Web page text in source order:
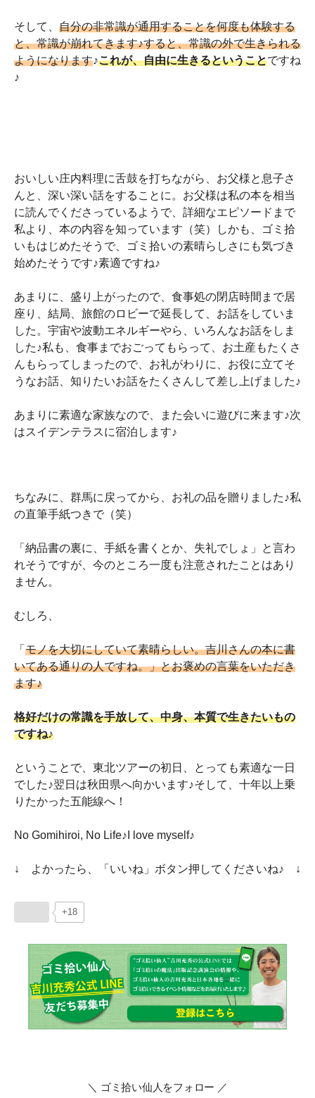
そして、 自分の非常識が通用することを何度も体験する
と、常識が崩れてきます♪すると、常識の外で生きられる
ようになります♪これが、自由に生きるということですね
♪
おいしい庄内料理に舌鼓を打ちながら、お父様と息子さ
んと、深い深い話をすることに。お父様は私の本を相当
に読んでくださっているようで、詳細なエピソードまで
私より、本の内容を知っています（笑）しかも、ゴミ拾
いもはじめたそうで、ゴミ拾いの素晴らしさにも気づき
始めたそうです♪素適ですね♪
あまりに、盛り上がったので、食事処の閉店時間まで居
座り、結局、旅館のロビーで延長して、お話をしていま
した。宇宙や波動エネルギーやら、いろんなお話をしま
した♪私も、食事までおごってもらって、お土産もたくさ
んもらってしまったので、お礼がわりに、お役に立てそ
うなお話、知りたいお話をたくさんして差し上げました♪
あまりに素適な家族なので、また会いに遊びに来ます♪次
はスイデンテラスに宿泊します♪
ちなみに、群馬に戻ってから、お礼の品を贈りました♪私
の直筆手紙つきで（笑）
「納品書の裏に、手紙を書くとか、失礼でしょ」と言わ
れそうですが、今のところ一度も注意されたことはあり
ません。
むしろ、
「 モノを大切にしていて素晴らしい。吉川さんの本に書
いてある通りの人ですね。」とお褒めの言葉をいただき
ます♪
格好だけの常識を手放して、中身、本質で生きたいもの
ですね♪
ということで、東北ツアーの初日、とっても素適な一日
でした♪翌日は秋田県へ向かいます♪そして、十年以上乗
りたかった五能線へ！
No Gomihiroi, No Life♪I love myself♪
↓ よかったら、「いいね」ボタン押してくださいね♪ ↓
+18
＼ ゴミ拾い仙人をフォロー ／